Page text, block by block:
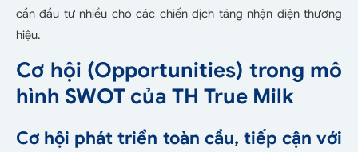
cần đầu tư nhiều cho các chiến dịch tăng nhận diện thương
hiệu.
Cơ hội (Opportunities) trong mô
hình SWOT của TH True Milk
Cơ hội phát triển toàn cầu, tiếp cận với